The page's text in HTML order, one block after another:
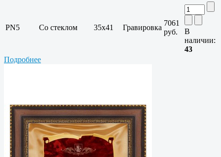
PN5 Со стеклом 35х41 Гравировка
7061
руб.
В
наличии:
43
Подробнее